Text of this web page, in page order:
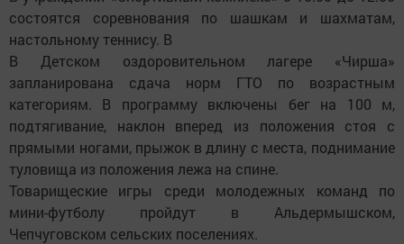
состоятся соревнования по шашкам и шахматам,
настольному теннису. В
В Детском оздоровительном лагере «Чирша»
запланирована сдача норм ГТО по возрастным
категориям. В программу включены бег на 100 м,
подтягивание, наклон вперед из положения стоя с
прямыми ногами, прыжок в длину с места, поднимание
туловища из положения лежа на спине.
Товарищеские игры среди молодежных команд по
мини-футболу пройдут в Альдермышском,
Чепчуговском сельских поселениях.